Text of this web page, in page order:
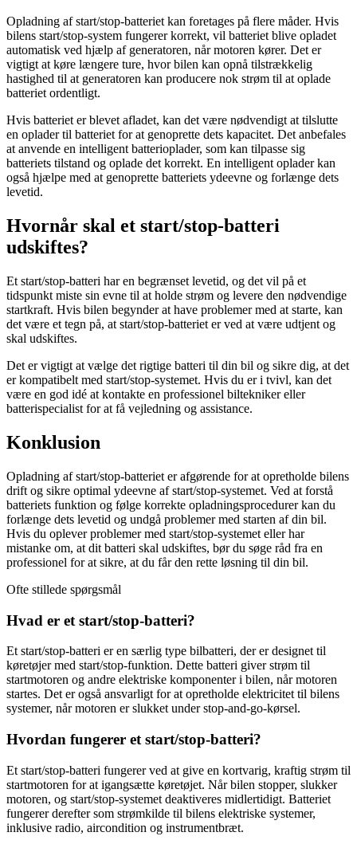
Opladning af start/stop-batteriet kan foretages på flere måder. Hvis
bilens start/stop-system fungerer korrekt, vil batteriet blive opladet
automatisk ved hjælp af generatoren, når motoren kører. Det er
vigtigt at køre længere ture, hvor bilen kan opnå tilstrækkelig
hastighed til at generatoren kan producere nok strøm til at oplade
batteriet ordentligt.
Hvis batteriet er blevet afladet, kan det være nødvendigt at tilslutte
en oplader til batteriet for at genoprette dets kapacitet. Det anbefales
at anvende en intelligent batterioplader, som kan tilpasse sig
batteriets tilstand og oplade det korrekt. En intelligent oplader kan
også hjælpe med at genoprette batteriets ydeevne og forlænge dets
levetid.
Hvornår skal et start/stop-batteri
udskiftes?
Et start/stop-batteri har en begrænset levetid, og det vil på et
tidspunkt miste sin evne til at holde strøm og levere den nødvendige
startkraft. Hvis bilen begynder at have problemer med at starte, kan
det være et tegn på, at start/stop-batteriet er ved at være udtjent og
skal udskiftes.
Det er vigtigt at vælge det rigtige batteri til din bil og sikre dig, at det
er kompatibelt med start/stop-systemet. Hvis du er i tvivl, kan det
være en god idé at kontakte en professionel biltekniker eller
batterispecialist for at få vejledning og assistance.
Konklusion
Opladning af start/stop-batteriet er afgørende for at opretholde bilens
drift og sikre optimal ydeevne af start/stop-systemet. Ved at forstå
batteriets funktion og følge korrekte opladningsprocedurer kan du
forlænge dets levetid og undgå problemer med starten af din bil.
Hvis du oplever problemer med start/stop-systemet eller har
mistanke om, at dit batteri skal udskiftes, bør du søge råd fra en
professionel for at sikre, at du får den rette løsning til din bil.
Ofte stillede spørgsmål
Hvad er et start/stop-batteri?
Et start/stop-batteri er en særlig type bilbatteri, der er designet til
køretøjer med start/stop-funktion. Dette batteri giver strøm til
startmotoren og andre elektriske komponenter i bilen, når motoren
startes. Det er også ansvarligt for at opretholde elektricitet til bilens
systemer, når motoren er slukket under stop-and-go-kørsel.
Hvordan fungerer et start/stop-batteri?
Et start/stop-batteri fungerer ved at give en kortvarig, kraftig strøm til
startmotoren for at igangsætte køretøjet. Når bilen stopper, slukker
motoren, og start/stop-systemet deaktiveres midlertidigt. Batteriet
fungerer derefter som strømkilde til bilens elektriske systemer,
inklusive radio, aircondition og instrumentbræt.